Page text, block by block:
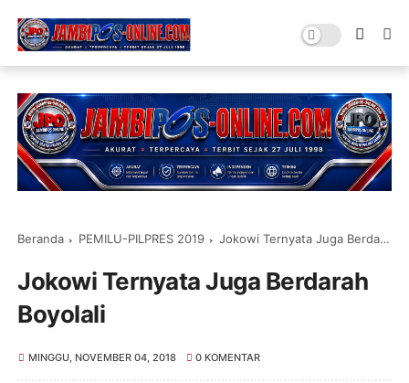
Beranda PEMILU-PILPRES 2019 Jokowi Ternyata Juga Berdarah Boyolali
Jokowi Ternyata Juga Berdarah
Boyolali
MINGGU, NOVEMBER 04, 2018 0 KOMENTAR